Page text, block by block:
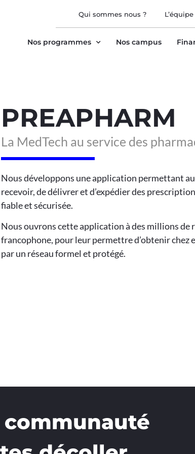
Qui sommes nous ? L’équipe
Nos programmes Nos campus
PREAPHARM
La MedTech au service des
Nous développons une application permettant
recevoir, de délivrer et d’expédier des
fiable et sécurisée.
Nous ouvrons cette application à des millions de
francophone, pour leur permettre d’obtenir chez
par un réseau formel et protégé.